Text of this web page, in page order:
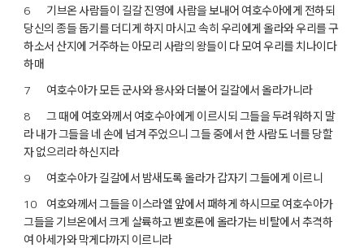
6 기브온 사람들이 길갈 진영에 사람을 보내어 여호수아에게 전하되
당신의 종들 돕기를 더디게 하지 마시고 속히 우리에게 올라와 우리를 구
하소서 산지에 거주하는 아모리 사람의 왕들이 다 모여 우리를 치나이다
하매
7 여호수아가 모든 군사와 용사와 더불어 길갈에서 올라가니라
8 그 때에 여호와께서 여호수아에게 이르시되 그들을 두려워하지 말
라 내가 그들을 네 손에 넘겨 주었으니 그들 중에서 한 사람도 너를 당할
자 없으리라 하신지라
9 여호수아가 길갈에서 밤새도록 올라가 갑자기 그들에게 이르니
10 여호와께서 그들을 이스라엘 앞에서 패하게 하시므로 여호수아가
그들을 기브온에서 크게 살륙하고 벧호론에 올라가는 비탈에서 추격하
여 아세가와 막게다까지 이르니라